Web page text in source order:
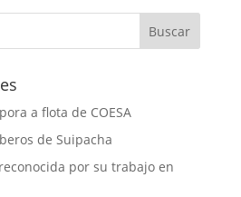
a flota de COESA
de Suipacha
por su trabajo en